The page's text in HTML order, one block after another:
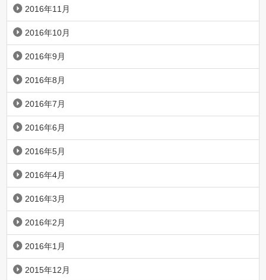
2016年11月
2016年10月
2016年9月
2016年8月
2016年7月
2016年6月
2016年5月
2016年4月
2016年3月
2016年2月
2016年1月
2015年12月